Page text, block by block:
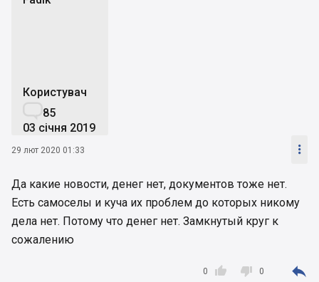
Користувач
85
03 січня 2019
29 лют 2020 01:33 
Да какие новости, денег нет, документов тоже нет.
Есть самоселы и куча их проблем до которых никому
дела нет. Потому что денег нет. Замкнутый круг к
сожалению

0  0 